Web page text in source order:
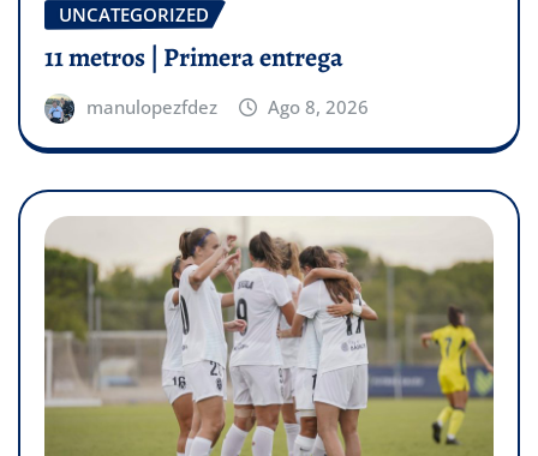
UNCATEGORIZED
11 metros | Primera entrega
manulopezfdez Ago 8, 2026